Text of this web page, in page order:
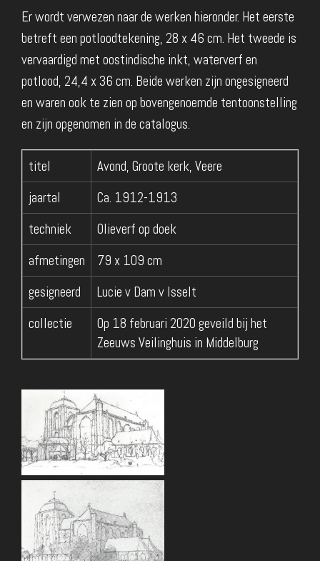
Er wordt verwezen naar de werken hieronder. Het eerste
betreft een potloodtekening, 28 x 46 cm. Het tweede is
vervaardigd met oostindische inkt, waterverf en
potlood, 24,4 x 36 cm. Beide werken zijn ongesigneerd
en waren ook te zien op bovengenoemde tentoonstelling
en zijn opgenomen in de catalogus.
titel
Avond, Groote kerk, Veere
jaartal
Ca. 1912-1913
techniek
Olieverf op doek
afmetingen
79 x 109 cm
gesigneerd
Lucie v Dam v Isselt
collectie
Op 18 februari 2020 geveild bij het
Zeeuws Veilinghuis in Middelburg